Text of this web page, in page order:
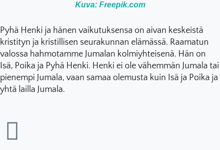
Kuva: Freepik.com
Pyhä Henki ja hänen vaikutuksensa on aivan keskeistä
kristityn ja kristillisen seurakunnan elämässä. Raamatun
valossa hahmotamme Jumalan kolmiyhteisenä. Hän on
Isä, Poika ja Pyhä Henki. Henki ei ole vähemmän Jumala tai
pienempi Jumala, vaan samaa olemusta kuin Isä ja Poika ja
yhtä lailla Jumala.